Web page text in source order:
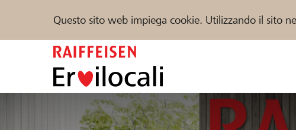
Questo sito web impiega cookie. Utilizzando il sito
Sostenere Aiuto & supporto Partner /